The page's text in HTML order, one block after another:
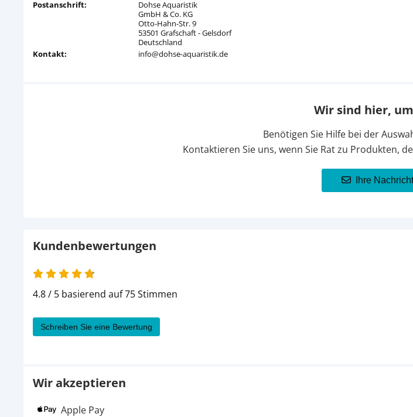
Postanschrift:
Dohse Aquaristik
GmbH & Co. KG
Otto-Hahn-Str. 9
53501 Grafschaft - Gelsdorf
Deutschland
Kontakt:
info@dohse-aquaristik.de
Wir sind hier,
Benötigen Sie Hilfe bei der
Kontaktieren Sie uns, wenn Sie Rat zu Produkten,
Ihre
Kundenbewertungen
4.8 / 5 basierend auf 75 Stimmen
Schreiben Sie eine Bewertung
Wir akzeptieren
Apple Pay